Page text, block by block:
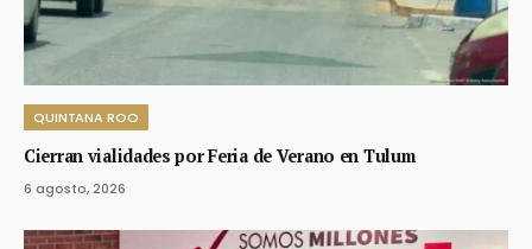
QUINTANA ROO
Cierran vialidades por Feria de Verano en Tulum
6 agosto, 2026